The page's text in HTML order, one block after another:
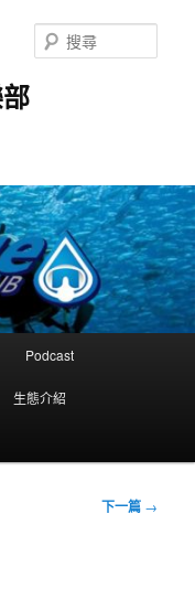
尋
Podcast
生態介紹
下一篇 →